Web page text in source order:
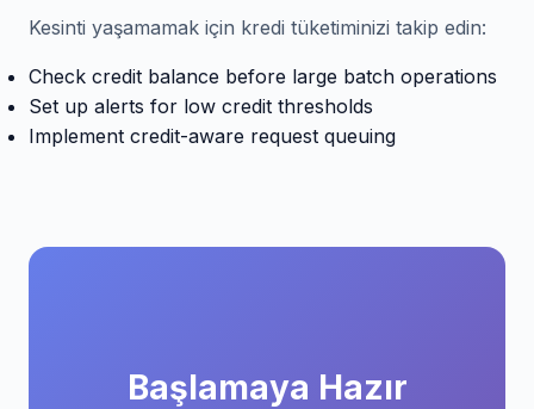
Kesinti yaşamamak için kredi tüketiminizi takip edin:
Check credit balance before large batch operations
Set up alerts for low credit thresholds
Implement credit-aware request queuing
Başlamaya Hazır